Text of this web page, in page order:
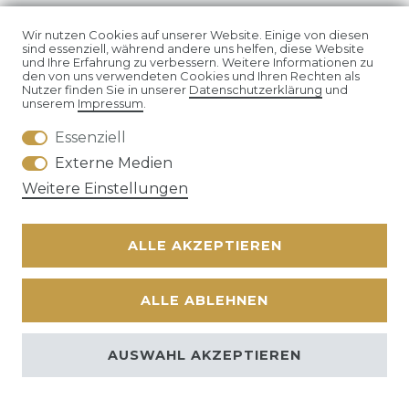
wieder neu interpretiert werden . Die meisten
unserer Schätzchen finden sogar das gesamte
Jahr über einen wunderbaren Platz im Ihrem
Sammerlerstücke aus Holz sind nur einige der
Artikel aus diesem Segment. Auch Kerzenhalter,
stilvolle gerahmte Fotodrucke oder warme Plaids
bilden eine pfiffige Grundlage für komfortables
Raffinierte Wohnaccessoires
Ein schlichtes Design ist oftmals schöner, als
Wir nutzen Cookies auf unserer Website. Einige von diesen
sind essenziell, während andere uns helfen, diese Website
und Ihre Erfahrung zu verbessern. Weitere Informationen zu
den von uns verwendeten Cookies und Ihren Rechten als
Nutzer finden Sie in unserer Daten­schutz­erklärung und
unserem Impressum.
Essenziell
Externe Medien
Weitere Einstellungen
ALLE AKZEPTIEREN
ALLE ABLEHNEN
AUSWAHL AKZEPTIEREN